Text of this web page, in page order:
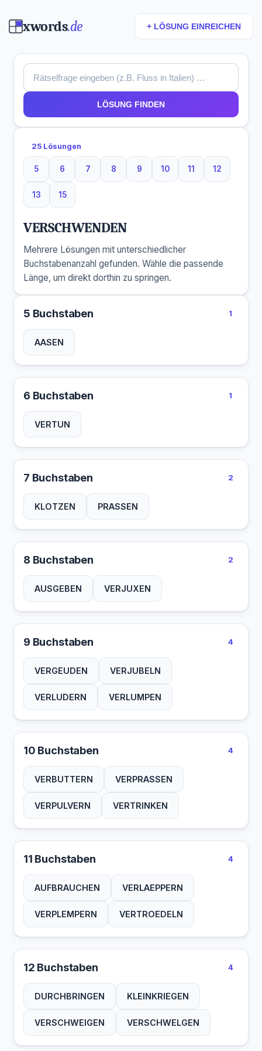
xwords.de + LÖSUNG EINREICHEN
LÖSUNG FINDEN
25 Lösungen
5
5 Buchstaben
6
6 Buchstaben
7
7 Buchstaben
8
8 Buchstaben
9
9 Buchstaben
10
10 Buchstaben
11
11 Buchstaben
12
12
13
13 Buchstaben
15
15 Buchstaben
VERSCHWENDEN
Mehrere Lösungen mit unterschiedlicher
Buchstabenanzahl gefunden. Wähle die passende
Länge, um direkt dorthin zu springen.
5 Buchstaben 1
AASEN
6 Buchstaben 1
VERTUN
7 Buchstaben 2
KLOTZEN PRASSEN
8 Buchstaben 2
AUSGEBEN VERJUXEN
9 Buchstaben 4
VERGEUDEN VERJUBELN
VERLUDERN VERLUMPEN
10 Buchstaben 4
VERBUTTERN VERPRASSEN
VERPULVERN VERTRINKEN
11 Buchstaben 4
AUFBRAUCHEN VERLAEPPERN
VERPLEMPERN VERTROEDELN
12 Buchstaben 4
DURCHBRINGEN KLEINKRIEGEN
VERSCHWEIGEN VERSCHWELGEN